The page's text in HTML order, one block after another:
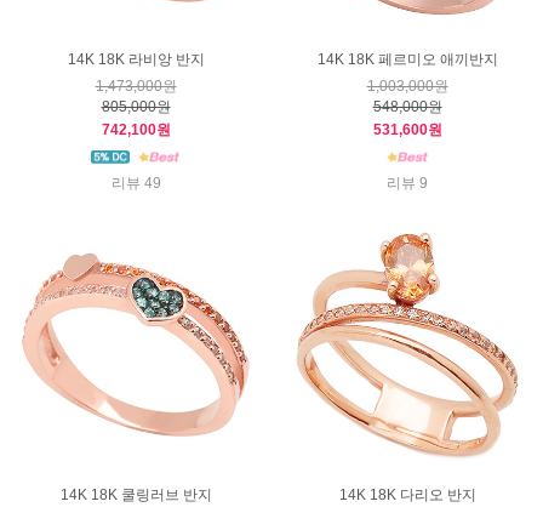
14K 18K 라비앙 반지
1,473,000원
805,000원
742,100원
리뷰 49
14K 18K 페르미오 애끼반지
1,003,000원
548,000원
531,600원
리뷰 9
14K 18K 쿨링러브 반지
14K 18K 다리오 반지